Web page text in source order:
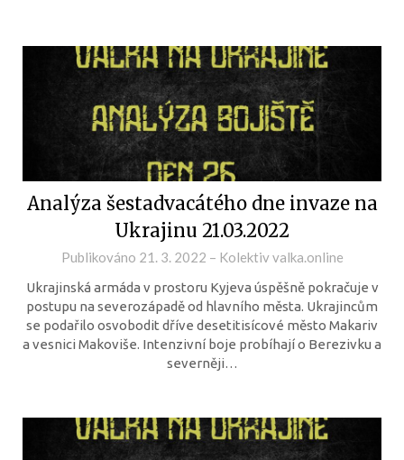
Analýza šestadvacátého dne invaze na
Ukrajinu 21.03.2022
Publikováno 21. 3. 2022 – Kolektiv valka.online
Ukrajinská armáda v prostoru Kyjeva úspěšně pokračuje v
postupu na severozápadě od hlavního města. Ukrajincům
se podařilo osvobodit dříve desetitisícové město Makariv
a vesnici Makoviše. Intenzivní boje probíhají o Berezivku a
severněji…